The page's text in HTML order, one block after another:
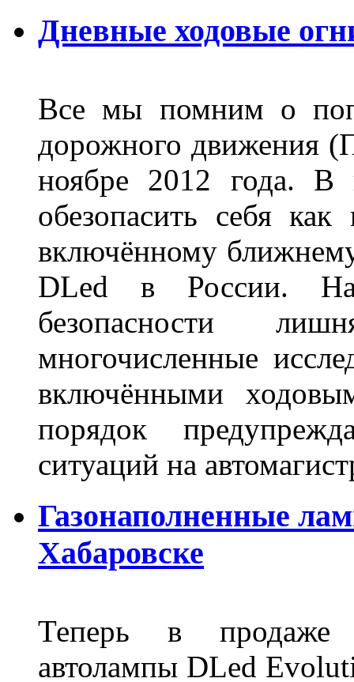
Дневные ходовые
Все мы помним о
дорожного движения
ноябре 2012 года.
обезопасить себя
включённому
DLed в России.
безопасности
многочисленные
включёнными
порядок
ситуаций на
Газонаполненные
Хабаровске
Теперь в продаже
автолампы DLed